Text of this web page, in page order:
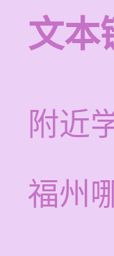
文本
附近
福州